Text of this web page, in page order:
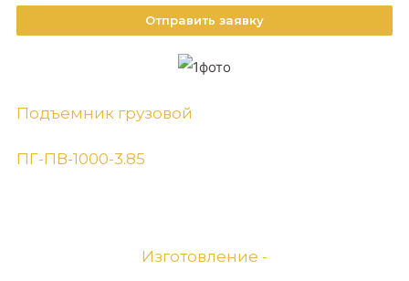
Отправить заявку
Подъемник грузовой
ПГ-ПВ-1000-3.85
Изготовление -